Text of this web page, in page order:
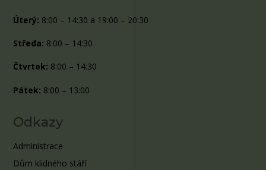
Úterý: 8:00 – 14:30 a 19:00 – 20:30
Středa: 8:00 – 14:30
Čtvrtek: 8:00 – 14:30
Pátek: 8:00 – 13:00
Odkazy
Administrace
Dům klidného stáří